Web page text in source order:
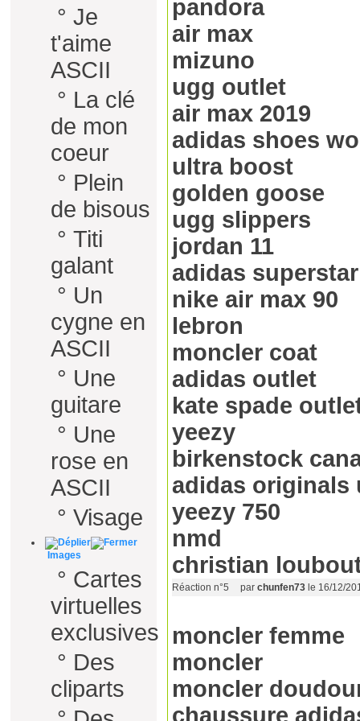
° Je
t'aime
ASCII
° La clé
de mon
coeur
° Plein
de bisous
° Titi
galant
° Un
cygne en
ASCII
° Une
guitare
° Une
rose en
ASCII
° Visage
Images
° Cartes
virtuelles
exclusives
° Des
cliparts
pandora
air max
mizuno
ugg outlet
air max 2019
adidas shoes
ultra boost
golden goose
ugg slippers
jordan 11
adidas superstar
nike air max 90
lebron
moncler coat
adidas outlet
kate spade
yeezy
birkenstock
adidas originals
yeezy 750
nmd
christian
Réaction n°5 par chunfen73 le 16/12/
moncler femme
moncler
moncler
chaussure